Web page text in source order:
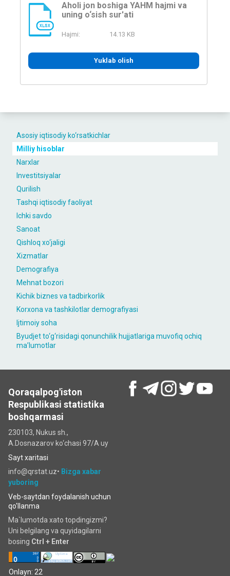
Asosiy iqtisodiy ko‘rsatkichlar
Milliy hisoblar
Narxlar
Investitsiyalar
Qurilish
Tashqi iqtisodiy faoliyat
Ichki savdo
Sanoat
Qishloq xo‘jaligi
Xizmatlar
Demografiya
Mehnat bozori
Kichik biznes va tadbirkorlik
Korxona va tashkilotlar demografiyasi
Ijtimoiy soha
Byudjet to‘g‘risidagi qonunchilik hujjatlariga muvofiq ochiq
maʼlumotlar
XLSX
Aholi jon boshiga YAHM hajmi va
uning o‘sish sur'ati
Hajmi: 14.13 KB
Yuklab olish
Qoraqalpog'iston
Respublikasi statistika
boshqarmasi
230103, Nukus sh.,
A.Dosnazarov ko‘chаsi 97/A uy
Sayt xaritasi
info@qrstat.uz• Bizga xabar
yuboring
Veb-saytdan foydalanish uchun
qo'llanma
Ma`lumotda xato topdingizmi?
Uni belgilang va quyidagilarni
bosing Ctrl + Enter
Onlayn: 22